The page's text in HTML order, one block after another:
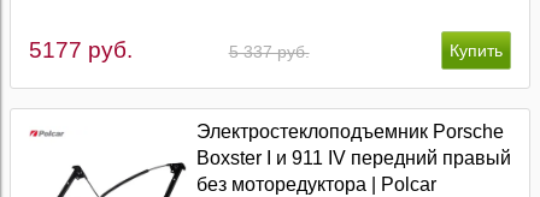
5 337 руб.
5177 руб.
Электростеклоподъемник Porsche
Boxster I и 911 IV передний правый
без моторедуктора | Polcar